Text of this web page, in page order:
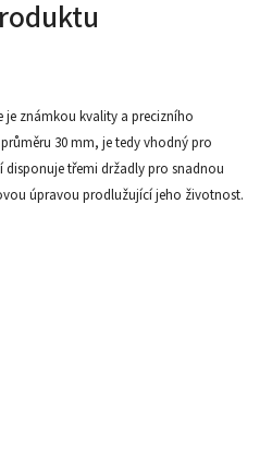
je známkou kvality a precizního
30 mm, je tedy vhodný pro
disponuje třemi držadly pro snadnou
úpravou prodlužující jeho životnost.